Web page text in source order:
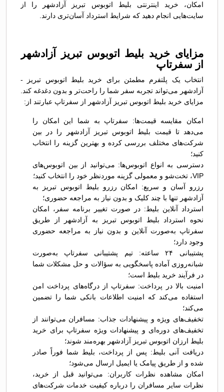
امکان، خرید اینترنتی بلیط اتوبوس تبريز آزادشهر را از
سایت‌هایی انجام دهید که شرایط استرداد آسان‌تری دارند.
مزایای خرید بلیط اتوبوس تبريز آزادشهر
از سفرتاپ
انتخاب یک پلتفرم مطمئن برای خرید بلیط اتوبوس تبريز -
آزادشهر می‌تواند تجربه سفر شما را راحت‌تر و بدون دغدغه کند.
مزایای خرید بلیط اتوبوس تبريز آزادشهر از سفرتاپ عبارتند از:
امکان مقایسه قیمت‌ها: سفرتاپ به شما این امکان را
می‌دهد تا قیمت بلیط اتوبوس تبريز آزادشهر را در بین
شرکت‌های مختلف بررسی کرده و بهترین گزینه را انتخاب
کنید؛
دسترسی به انواع اتوبوس‌ها: می‌توانید از بین اتوبوس‌های
VIP، تخت‌شو و معمولی گزینه موردنظر خود را انتخاب کنید؛
رزرو آسان و سریع: امکان رزرو بلیط اتوبوس تبريز به
آزادشهر تنها با چند کلیک و بدون نیاز به مراجعه حضوری؛
استرداد آنلاین بلیط: در صورت تغییر برنامه سفر، امکان
نحوه استرداد بلیط اتوبوس تبريز به آزادشهر از طریق
سفرتاپ به‌صورت آنلاین و بدون نیاز به مراجعه حضوری
وجود دارد؛
پشتیبانی ۲۴ ساعته: تیم پشتیبانی سفرتاپ به‌صورت
شبانه‌روزی آماده پاسخگویی به سؤالات و حل مشکلات شما
در فرآیند خرید بلیط است؛
امنیت بالا در پرداخت: سفرتاپ از درگاه‌های پرداخت امن
استفاده می‌کند که امنیت اطلاعات بانکی شما را تضمین
می‌کند؛
تخفیف‌های ویژه و پیشنهادات جذاب: مسافران می‌توانند از
تخفیف‌های دوره‌ای و پیشنهادات ویژه سفرتاپ برای خرید
بلیط ارزان اتوبوس تبريز آزادشهر بهره‌مند شوند؛
دریافت آنی بلیط: پس از پرداخت، بلیط شما فوراً صادر
شده و از طریق پیامک یا ایمیل ارسال می‌شود؛
امکان مشاهده نظرات کاربران: می‌توانید قبل از خرید،
نظرات سایر مسافران را درباره کیفیت خدمات شرکت‌های